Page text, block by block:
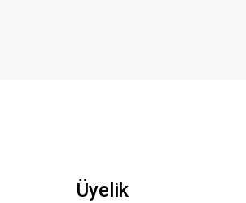
Üyelik